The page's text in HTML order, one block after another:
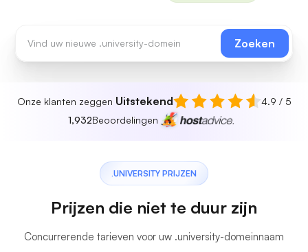
Zoeken
Onze klanten zeggen Uitstekend
4.9 / 5
1,932Beoordelingen
.UNIVERSITY PRIJZEN
Prijzen die niet te duur zijn
Concurrerende tarieven voor uw .university-domeinnaam